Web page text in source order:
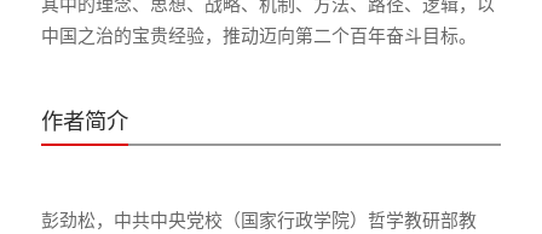
其中的理念、思想、战略、机制、方法、路径、逻辑，以
作者简介
彭劲松，中共中央党校（国家行政学院）哲学教研部教